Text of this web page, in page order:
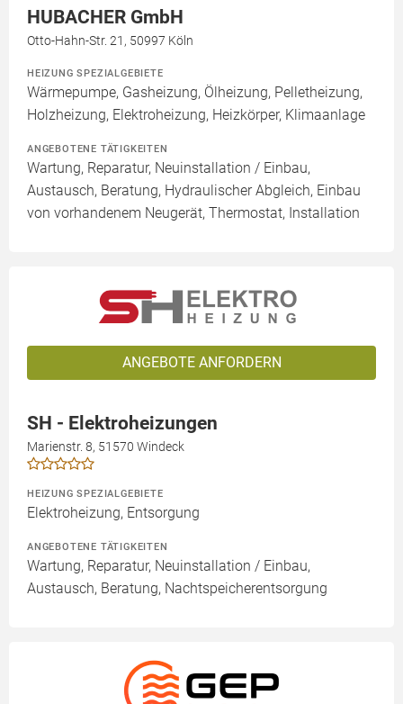
HUBACHER GmbH
Otto-Hahn-Str. 21, 50997 Köln
HEIZUNG SPEZIALGEBIETE
Wärmepumpe, Gasheizung, Ölheizung, Pelletheizung,
Holzheizung, Elektroheizung, Heizkörper, Klimaanlage
ANGEBOTENE TÄTIGKEITEN
Wartung, Reparatur, Neuinstallation / Einbau,
Austausch, Beratung, Hydraulischer Abgleich, Einbau
von vorhandenem Neugerät, Thermostat, Installation
ANGEBOTE ANFORDERN
SH - Elektroheizungen
Marienstr. 8, 51570 Windeck
HEIZUNG SPEZIALGEBIETE
Elektroheizung, Entsorgung
ANGEBOTENE TÄTIGKEITEN
Wartung, Reparatur, Neuinstallation / Einbau,
Austausch, Beratung, Nachtspeicherentsorgung